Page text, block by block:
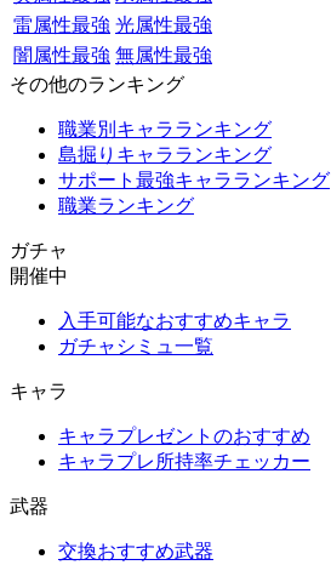
雷属性最強 光属性最強
闇属性最強 無属性最強
その他のランキング
職業別キャラランキング
島掘りキャラランキング
サポート最強キャラランキング
職業ランキング
ガチャ
開催中
入手可能なおすすめキャラ
ガチャシミュ一覧
キャラ
キャラプレゼントのおすすめ
キャラプレ所持率チェッカー
武器
交換おすすめ武器